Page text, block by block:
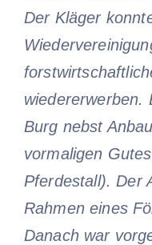
Der Kläger
wiedererwerben.
Burg nebst
vormaligen
Pferdestall). Der
Rahmen eines
Danach war